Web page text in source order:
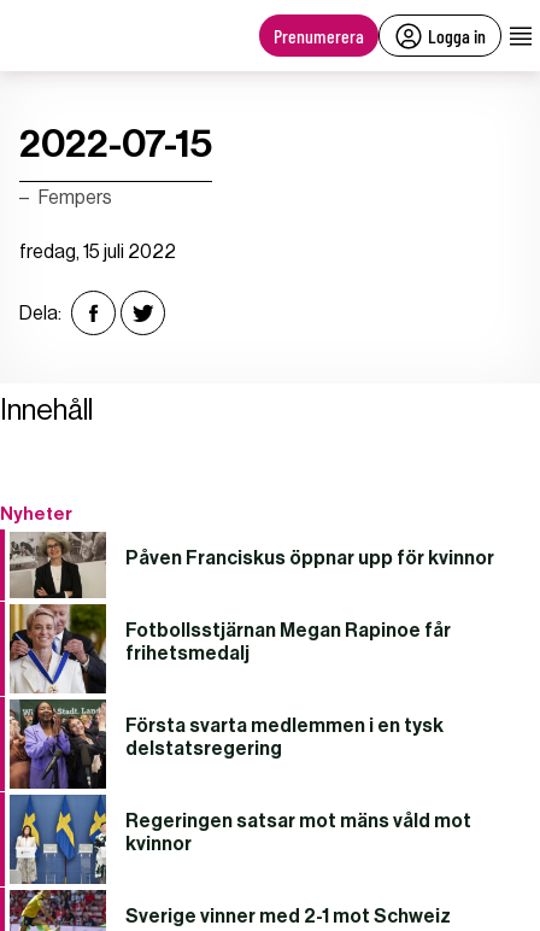
Prenumerera Logga in
2022-07-15
Fempers
fredag, 15 juli 2022
Dela:
Innehåll
Nyheter
Påven Franciskus öppnar upp för kvinnor
Fotbollsstjärnan Megan Rapinoe får
frihetsmedalj
Första svarta medlemmen i en tysk
delstatsregering
Regeringen satsar mot mäns våld mot
kvinnor
Sverige vinner med 2-1 mot Schweiz